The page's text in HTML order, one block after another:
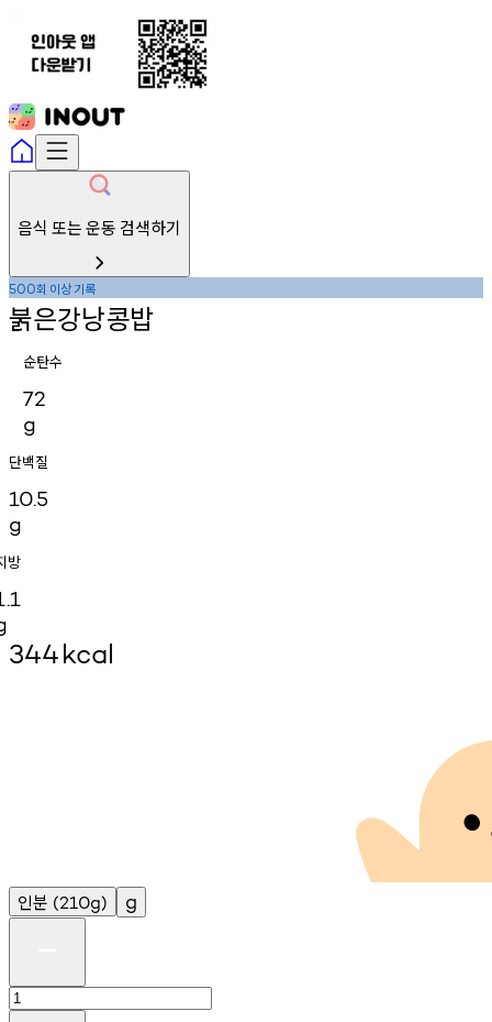
음식 또는 운동 검색하기
500회 이상기록
붉은강낭콩밥
순탄수
72
g
단백질
10.5
g
방
344kcal
인분 (210g) g